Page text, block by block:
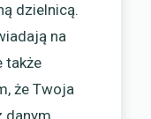
dzielnicą.
na
także
że Twoja